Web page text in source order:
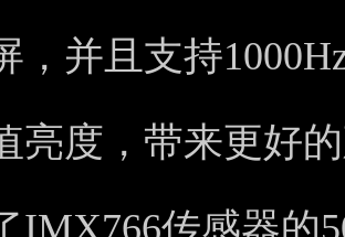
，并且支持
亮度，带来更好
IMX766传感器的